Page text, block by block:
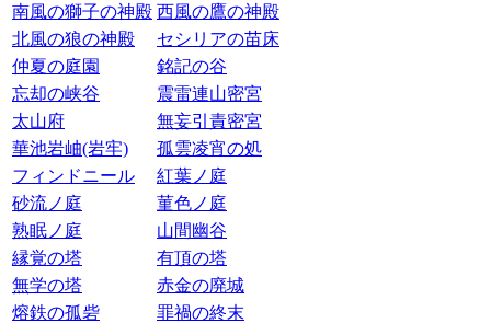
南風の獅子の神殿 西風の鷹の神殿
北風の狼の神殿
セシリアの苗床
仲夏の庭園
銘記の谷
忘却の峡谷
震雷連山密宮
太山府
無妄引責密宮
華池岩岫(岩牢)
孤雲凌宵の処
フィンドニール
紅葉ノ庭
砂流ノ庭
菫色ノ庭
熟眠ノ庭
山間幽谷
縁覚の塔
有頂の塔
無学の塔
赤金の廃城
熔鉄の孤砦
罪禍の終末